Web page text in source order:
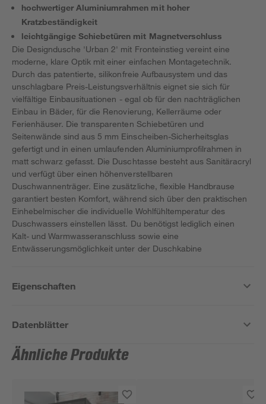
hochwertiger Aluminiumrahmen mit hoher
Kratzbeständigkeit
leichtgängige Schiebetüren mit Magnetverschluss
Die Designdusche 'Urban 2' mit Fronteinstieg vereint eine
moderne, klare Optik mit einer einfachen Montagetechnik.
Durch das patentierte, silikonfreie Aufbausystem und das
unschlagbare Preis-Leistungsverhältnis eignet sie sich für
vielfältige Einbausituationen - egal ob für den nachträglichen
Einbau in Bäder, für die Renovierung, Kellerräume oder
Ferienhäuser. Die transparenten Schiebetüren und
Seitenwände sind aus 5 mm Einscheiben-Sicherheitsglas
gefertigt und in einen umlaufenden Aluminiumprofilrahmen in
matt schwarz gefasst. Die Duschtasse besteht aus Sanitäracryl
und verfügt über einen höhenverstellbaren
Duschwannenträger. Eine zusätzliche, flexible Handbrause
garantiert besten Komfort, während sich über den praktischen
Einhebelmischer die individuelle Wohlfühltemperatur des
Duschwassers einstellen lässt. Du benötigst lediglich einen
Kalt- und Warmwasseranschluss sowie eine
Entwässerungsmöglichkeit unter der Duschkabine
Eigenschaften
Datenblätter
Ähnliche Produkte